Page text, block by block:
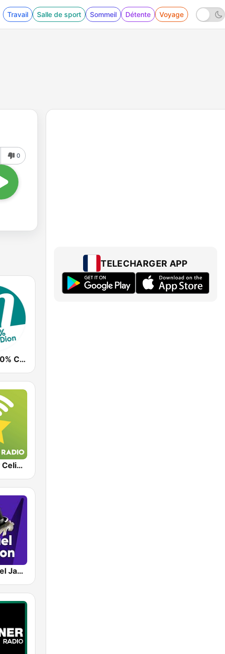
Travail Salle de sport Sommeil Détente Voyage
0
M Radio 100% Céline Dion
Exclusively Celine Dion
RMF Michael Jackson
TELECHARGER APP